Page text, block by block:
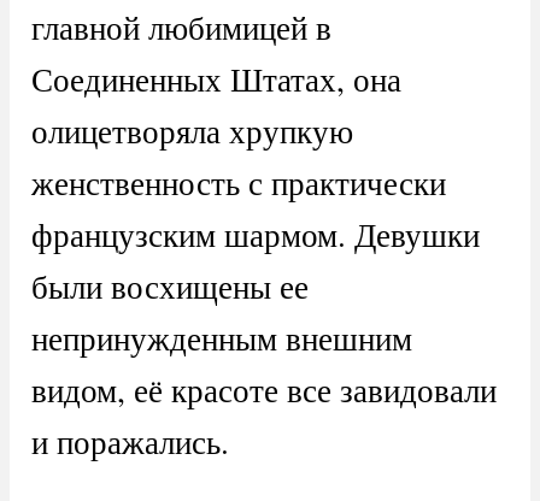
главной любимицей в
Соединенных Штатах, она
олицетворяла хрупкую
женственность с практически
французским шармом. Девушки
были восхищены ее
непринужденным внешним
видом, её красоте все завидовали
и поражались.